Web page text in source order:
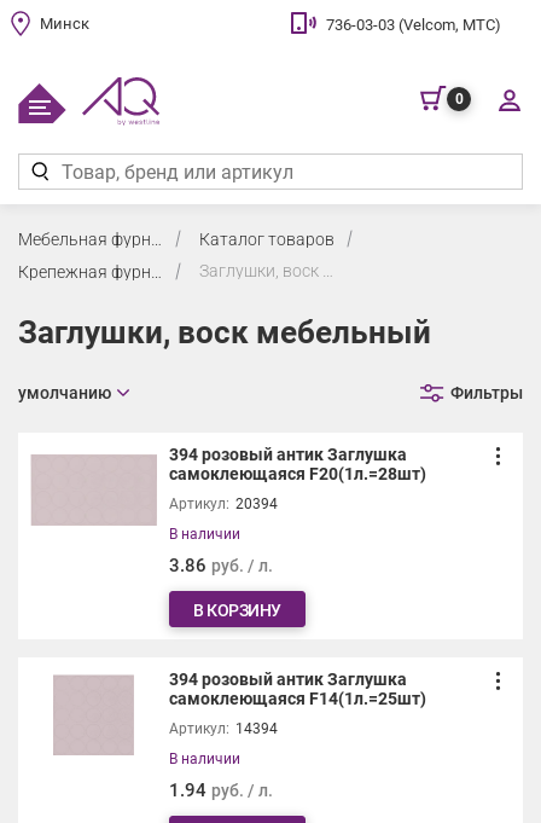
Минск 736-03-03 (Velcom, МТС)
0
Каталог товаров
Крепежная фурнитура, заглушки, воск
Заглушки, воск мебельный
Заглушки, воск мебельный
умолчанию Фильтры
394 розовый антик Заглушка
самоклеющаяся F20(1л.=28шт)
Артикул: 20394
В наличии
3.86 руб. / л.
В КОРЗИНУ
394 розовый антик Заглушка
самоклеющаяся F14(1л.=25шт)
Артикул: 14394
В наличии
1.94 руб. / л.